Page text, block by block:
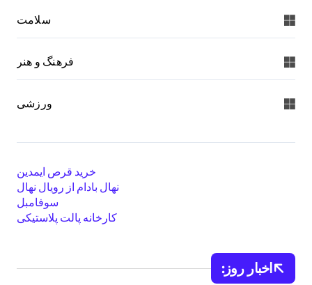
سلامت
فرهنگ و هنر
ورزشی
خرید قرص ایمدین
نهال بادام از رویال نهال
سوفامبل
کارخانه پالت پلاستیکی
اخبار روز: